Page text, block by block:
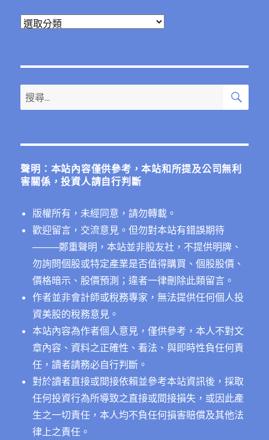
分
搜
尋
鍵
搜
聲明：本站內容僅供參考，本站和所提及公司無利
害關係，投資人請自行判斷
版權所有，未經同意，請勿轉載。
歡迎留言，交流意見。但勿對本站有錯誤期待
────鄭重聲明，本站並非股友社，不提供明牌、
勿詢問個股或特定產業是否值得購買、個股股價、
價格暗示、股價預測；違者一律刪除此類留言。
作者並非會計師或稅務專家，無法提供任何個人投
資美股的稅務意見。
本站內容為作者個人意見，僅供參考，本人不對文
章內容、資料之正確性、看法、與即時性負任何責
任，讀者請務必自行判斷。
對於讀者直接或間接依賴並參考本站資訊後，採取
任何投資行為所導致之直接或間接損失，或因此產
生之一切責任，本人均不負任何損害賠償及其他法
律上之責任。